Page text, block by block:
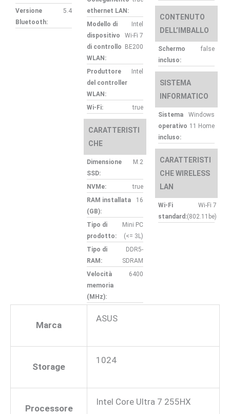
Versione
Bluetooth:
5.4
ethernet LAN:
Modello di
dispositivo
di controllo
WLAN:
Intel
Wi-Fi 7
BE200
Produttore
del controller
WLAN:
Intel
Wi-Fi: true
CARATTERISTI
CHE
Dimensione
SSD:
M.2
NVMe:
true
RAM installata
(GB):
16
Tipo di
prodotto:
Mini PC
(<= 3L)
Tipo di
RAM:
DDR5-
SDRAM
Velocità
memoria
(MHz):
6400
CONTENUTO
DELL’IMBALLO
Schermo
incluso:
false
SISTEMA
INFORMATICO
Sistema
operativo
incluso:
Windows
11 Home
CARATTERISTI
CHE WIRELESS
LAN
Wi-Fi
standard:
Wi-Fi 7
(802.11be)
Marca
ASUS
Storage
1024
Processore
Intel Core Ultra 7 255HX